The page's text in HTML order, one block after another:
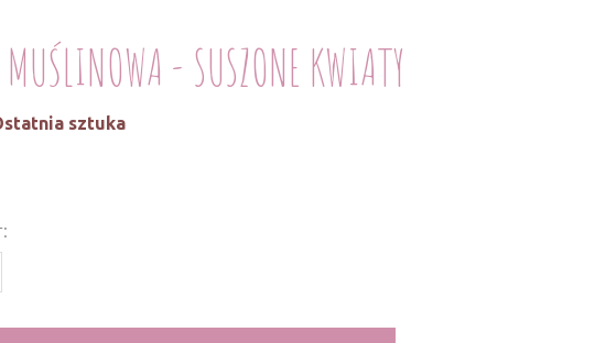
- SUSZONE KWIATY
Ostatnia sztuka